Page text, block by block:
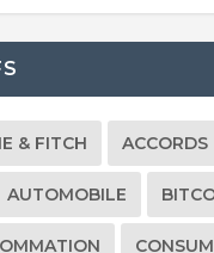
& FITCH ACCORDS
AUTOMOBILE